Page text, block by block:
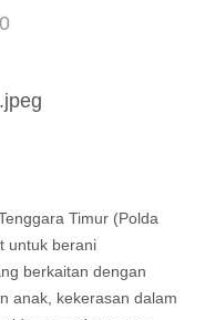
Timur (Polda
untuk berani
berkaitan dengan
anak, kekerasan dalam